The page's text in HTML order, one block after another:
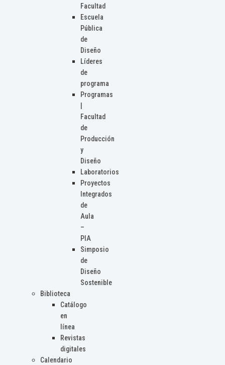
Facultad
Escuela
Pública
de
Diseño
Líderes
de
programa
Programas
Facultad
de
Producción
y
Diseño
Laboratorios
Proyectos
Integrados
de
Aula
–
PIA
Simposio
de
Diseño
Sostenible
Biblioteca
Catálogo
en
línea
Revistas
digitales
Calendario